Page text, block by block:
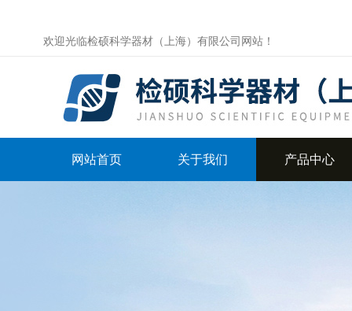
欢迎光临检硕科学器材（上海）有限公司网站！
网站首页 关于我们 产品中心